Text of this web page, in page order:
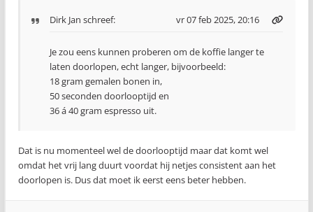
Dirk Jan schreef: vr 07 feb 2025, 20:16
Je zou eens kunnen proberen om de koffie langer te
laten doorlopen, echt langer, bijvoorbeeld:
18 gram gemalen bonen in,
50 seconden doorlooptijd en
36 á 40 gram espresso uit.
Dat is nu momenteel wel de doorlooptijd maar dat komt wel
omdat het vrij lang duurt voordat hij netjes consistent aan het
doorlopen is. Dus dat moet ik eerst eens beter hebben.